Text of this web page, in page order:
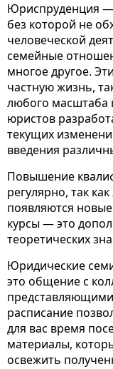
Юриспруденция —
без которой не
человеческой
семейные
многое другое.
частную жизнь,
любого масштаба
юристов
текущих
введения
Повышение
регулярно, так
появляются
курсы — это
теоретических
Юридические
это общение с
расписание
для вас время
материалы,
освежить